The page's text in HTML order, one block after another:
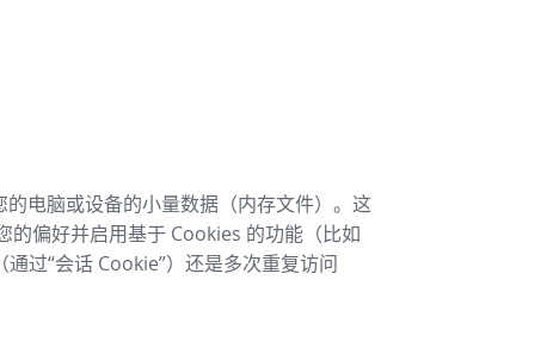
电脑或设备的小量数据（内存文件）。这
的偏好并启用基于 Cookies 的功能（比如
过“会话 Cookie”）还是多次重复访问